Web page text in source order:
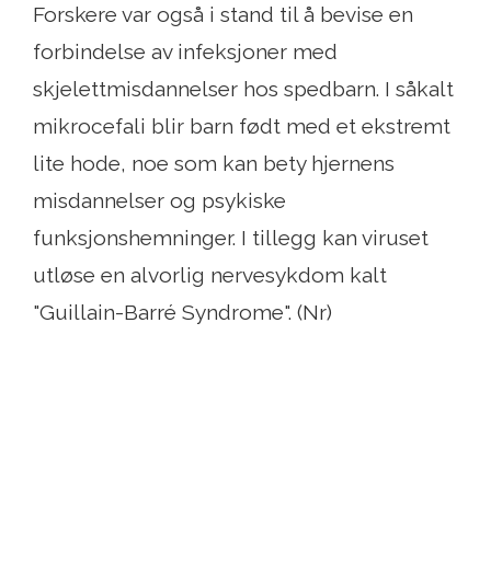
Forskere var også i stand til å bevise en
forbindelse av infeksjoner med
skjelettmisdannelser hos spedbarn. I såkalt
mikrocefali blir barn født med et ekstremt
lite hode, noe som kan bety hjernens
misdannelser og psykiske
funksjonshemninger. I tillegg kan viruset
utløse en alvorlig nervesykdom kalt
"Guillain-Barré Syndrome". (Nr)